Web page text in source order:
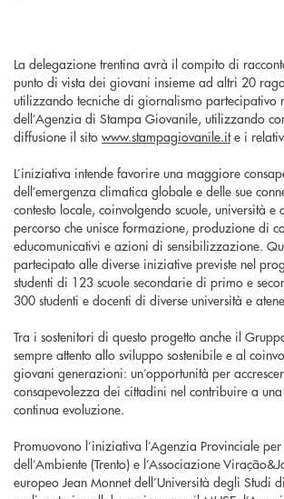
La delegazione trentina avrà il compito di
punto di vista dei giovani insieme ad altri 20
utilizzando tecniche di giornalismo partecipativo
dell’Agenzia di Stampa Giovanile, utilizzando
diffusione il sito www.stampagiovanile.ite i
L’iniziativa intende favorire una maggiore
dell’emergenza climatica globale e delle sue
contesto locale, coinvolgendo scuole, università e
percorso che unisce formazione, produzione di
educomunicativi e azioni di sensibilizzazione.
partecipato alle diverse iniziative previste nel
studenti di 123 scuole secondarie di primo e
300 studenti e docenti di diverse università e
Tra i sostenitori di questo progetto anche il
sempre attento allo sviluppo sostenibile e al
giovani generazioni: un’opportunità per
consapevolezza dei cittadini nel contribuire a
continua evoluzione.
Promuovono l’iniziativa l’Agenzia Provinciale
dell’Ambiente (Trento) e l’Associazione
europeo Jean Monnet dell’Università degli Studi